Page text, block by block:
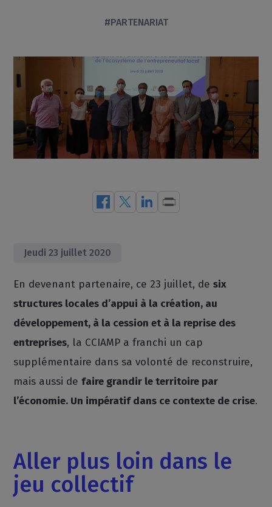
#PARTENARIAT
Jeudi 23 juillet 2020
En devenant partenaire, ce 23 juillet, desix
structures locales d’appui à la création, au
développement, à la cession et à la reprise des
entreprises, la CCIAMP a franchi un cap
supplémentaire dans sa volonté de reconstruire,
mais aussi defaire grandir le territoire par
l’économie. Un impératif dans ce contexte de crise.
Aller plus loin dans le
jeu collectif